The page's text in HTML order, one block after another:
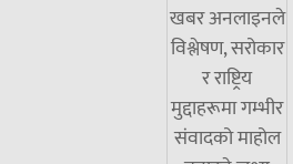
खबर अनलाइनले
विश्लेषण, सरोकार
र राष्ट्रिय
मुद्दाहरूमा गम्भीर
संवादको माहोल